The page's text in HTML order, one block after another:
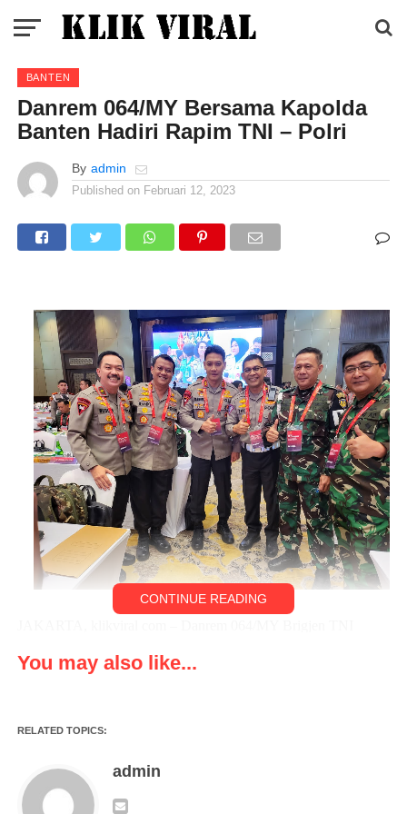
BANTEN
Danrem 064/MY Bersama Kapolda
Banten Hadiri Rapim TNI – Polri
By admin
Published on Februari 12, 2023
Heriyanto mengikuti Rapat Pimpinan ( Rapim ) TNI dan Polri
Joko Widodo serta dihadiri sejumlah pejabat, yakni Menteri
Koordinator Bidang Politik, Hukum, dan Keamanan Mahfud
CONTINUE READING
You may also like...
RELATED TOPICS:
admin